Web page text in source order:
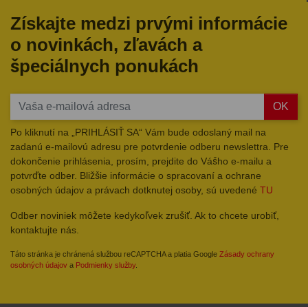
Získajte medzi prvými informácie
o novinkách, zľavách a
špeciálnych ponukách
OK
Po kliknutí na „PRIHLÁSIŤ SA“ Vám bude odoslaný mail na
zadanú e-mailovú adresu pre potvrdenie odberu newslettra. Pre
dokončenie prihlásenia, prosím, prejdite do Vášho e-mailu a
potvrďte odber. Bližšie informácie o spracovaní a ochrane
osobných údajov a právach dotknutej osoby, sú uvedené TU
Odber noviniek môžete kedykoľvek zrušiť. Ak to chcete urobiť,
kontaktujte nás.
Táto stránka je chránená službou reCAPTCHA a platia Google Zásady ochrany
osobných údajov a Podmienky služby.